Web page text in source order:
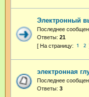
Электронный
Последнее
Ответы: 21
1 2
электронная
Последнее
Ответы: 3